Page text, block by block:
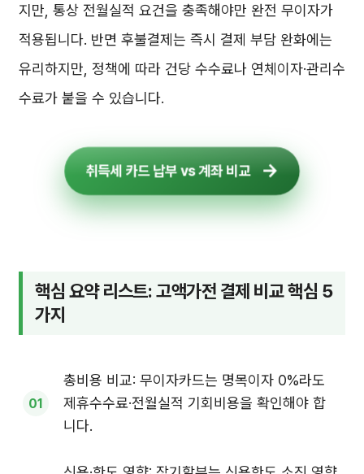
지만, 통상 전월실적 요건을 충족해야만 완전 무이자가
적용됩니다. 반면 후불결제는 즉시 결제 부담 완화에는
유리하지만, 정책에 따라 건당 수수료나 연체이자·관리수
수료가 붙을 수 있습니다.
취득세 카드 납부 vs 계좌 비교
핵심 요약 리스트: 고액가전 결제 비교 핵심 5
가지
총비용 비교: 무이자카드는 명목이자 0%라도
제휴수수료·전월실적 기회비용을 확인해야 합
니다.